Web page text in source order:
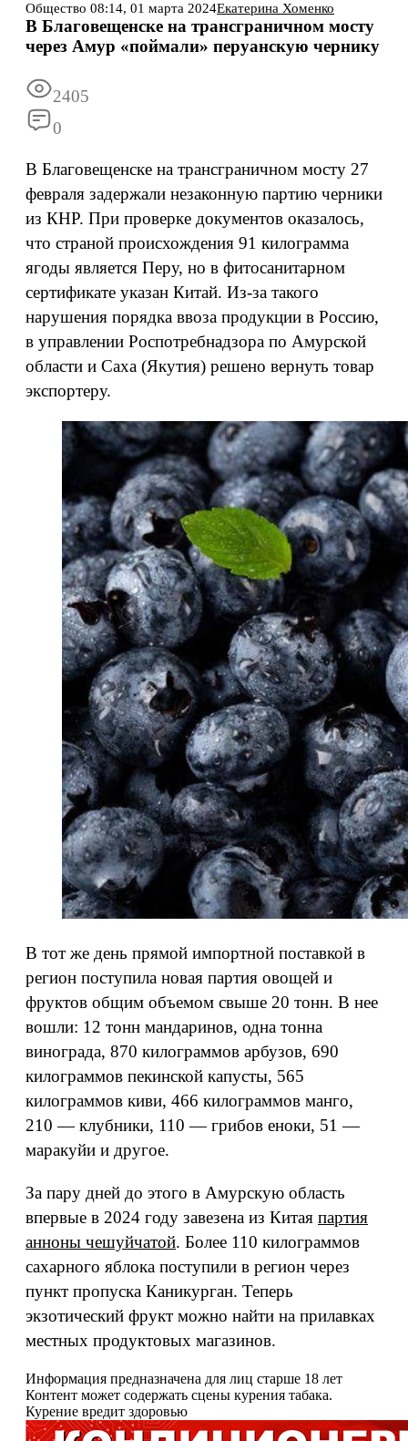
ИнформацияПодписка Все новостиАрхив
Общество 08:14, 01 марта 2024Екатерина Хоменко
В Благовещенске на трансграничном мосту
через Амур «поймали» перуанскую чернику
2405
0
В Благовещенске на трансграничном мосту 27
февраля задержали незаконную партию черники
из КНР. При проверке документов оказалось,
что страной происхождения 91 килограмма
ягоды является Перу, но в фитосанитарном
сертификате указан Китай. Из-за такого
нарушения порядка ввоза продукции в Россию,
в управлении Роспотребнадзора по Амурской
области и Саха (Якутия) решено вернуть товар
экспортеру.
В тот же день прямой импортной поставкой в
регион поступила новая партия овощей и
фруктов общим объемом свыше 20 тонн. В нее
вошли: 12 тонн мандаринов, одна тонна
винограда, 870 килограммов арбузов, 690
килограммов пекинской капусты, 565
килограммов киви, 466 килограммов манго,
210 — клубники, 110 — грибов еноки, 51 —
маракуйи и другое.
За пару дней до этого в Амурскую область
впервые в 2024 году завезена из Китая партия
анноны чешуйчатой. Более 110 килограммов
сахарного яблока поступили в регион через
пункт пропуска Каникурган. Теперь
экзотический фрукт можно найти на прилавках
местных продуктовых магазинов.
Информация предназначена для лиц старше 18 лет
Контент может содержать сцены курения табака.
Курение вредит здоровью